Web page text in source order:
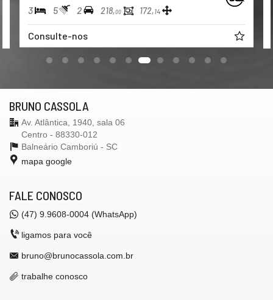
3 5 2 218,00 172,14
Consulte-nos
BRUNO CASSOLA
Av. Atlântica, 1940, sala 06
Centro - 88330-012
Balneário Camboriú - SC
mapa google
FALE CONOSCO
(47) 9.9608-0004 (WhatsApp)
ligamos para você
bruno@brunocassola.com.br
trabalhe conosco